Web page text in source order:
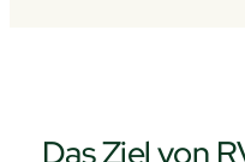
Das Ziel von